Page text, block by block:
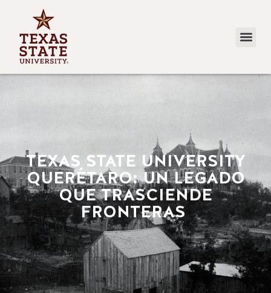
TEXAS STATE UNIVERSITY
QUERÉTARO: UN LEGADO
QUE TRASCIENDE
FRONTERAS